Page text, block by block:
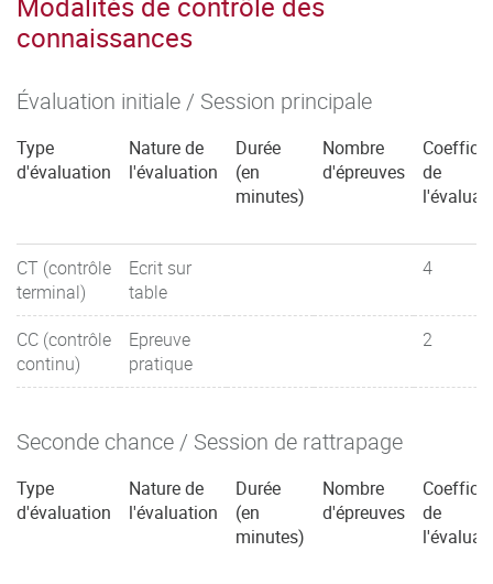
connaissances
Évaluation initiale / Session principale
Type
d'évaluation
Nature de
l'évaluation
Durée
(en
minutes)
Nombre
d'épreuves
de
CT (contrôle
terminal)
Ecrit sur
table
4
CC (contrôle
continu)
Epreuve
pratique
2
Seconde chance / Session de rattrapage
Type
d'évaluation
Nature de
l'évaluation
Durée
(en
minutes)
Nombre
d'épreuves
de